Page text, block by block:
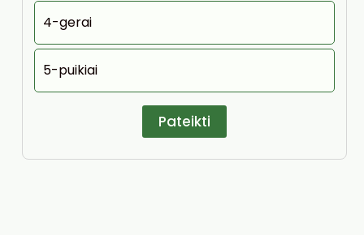
4-gerai
5-puikiai